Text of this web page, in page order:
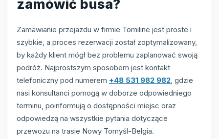
zamówić busa?
Zamawianie przejazdu w firmie Tomiline jest proste i
szybkie, a proces rezerwacji został zoptymalizowany,
by każdy klient mógł bez problemu zaplanować swoją
podróż. Najprostszym sposobem jest kontakt
telefoniczny pod numerem +48 531 982 982 , gdzie
nasi konsultanci pomogą w doborze odpowiedniego
terminu, poinformują o dostępności miejsc oraz
odpowiedzą na wszystkie pytania dotyczące
przewozu na trasie Nowy Tomyśl-Belgia.